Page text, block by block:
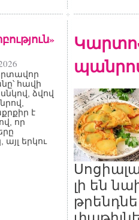
հավի
ձվով
է
որ
երկու
լի են